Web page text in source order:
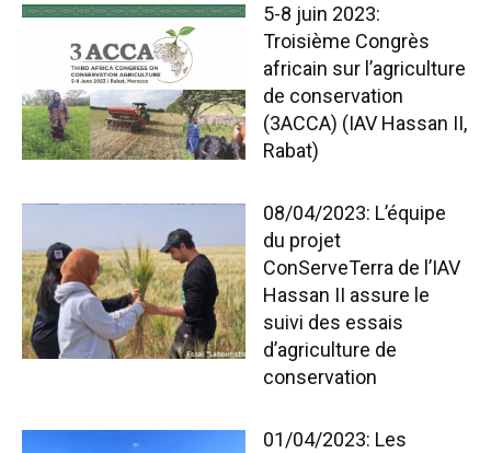
5-8 juin 2023:
Troisième Congrès
africain sur l’agriculture
de conservation
(3ACCA) (IAV Hassan II,
Rabat)
08/04/2023: L’équipe
du projet
ConServeTerra de l’IAV
Hassan II assure le
suivi des essais
d’agriculture de
conservation
01/04/2023: Les